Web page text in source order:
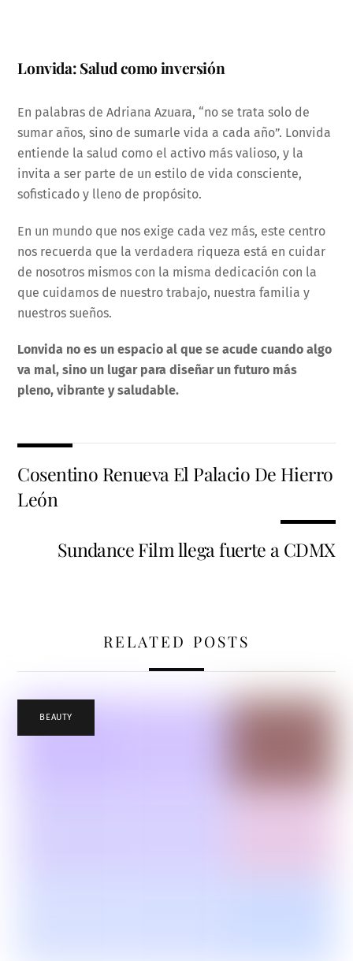
Lonvida: Salud como inversión
En palabras de Adriana Azuara, “no se trata solo de
sumar años, sino de sumarle vida a cada año”. Lonvida
entiende la salud como el activo más valioso, y la
invita a ser parte de un estilo de vida consciente,
sofisticado y lleno de propósito.
En un mundo que nos exige cada vez más, este centro
nos recuerda que la verdadera riqueza está en cuidar
de nosotros mismos con la misma dedicación con la
que cuidamos de nuestro trabajo, nuestra familia y
nuestros sueños.
Lonvida no es un espacio al que se acude cuando algo
va mal, sino un lugar para diseñar un futuro más
pleno, vibrante y saludable.
Cosentino Renueva El Palacio De Hierro
León
Sundance Film llega fuerte a CDMX
RELATED POSTS
BEAUTY